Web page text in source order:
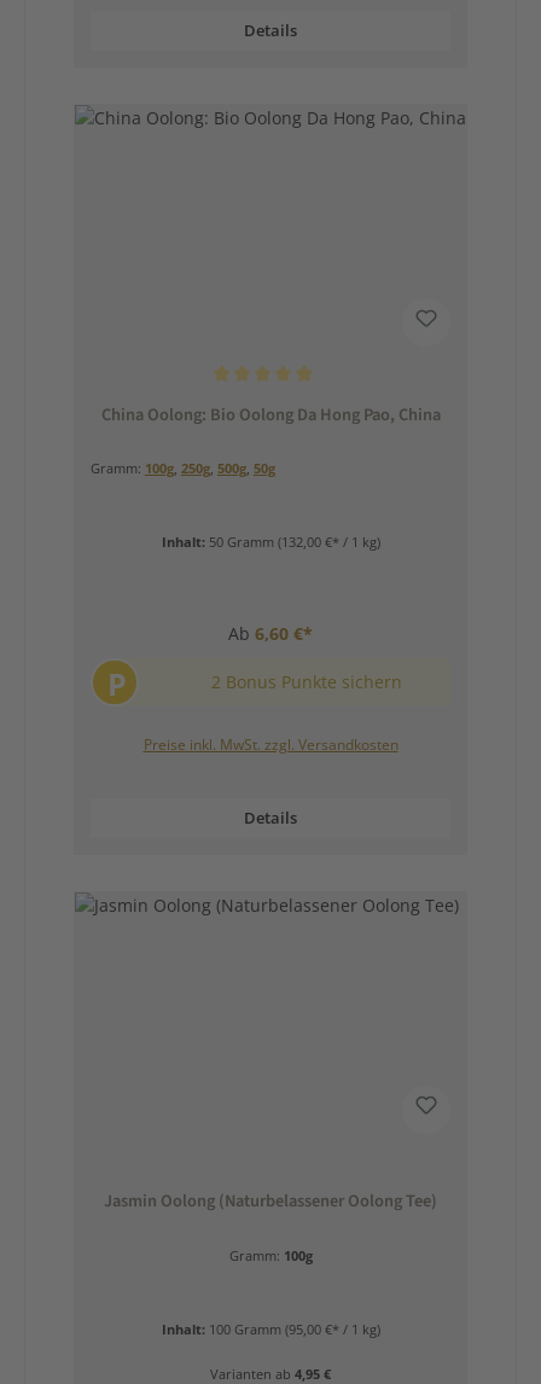
Details
China Oolong: Bio Oolong Da Hong Pao, China
Gramm: 100g, 250g, 500g, 50g
Inhalt: 50 Gramm (132,00 €* / 1 kg)
Ab 6,60 €*
P 2 Bonus Punkte sichern
Preise inkl. MwSt. zzgl. Versandkosten
Details
Jasmin Oolong (Naturbelassener Oolong Tee)
Gramm: 100g
Inhalt: 100 Gramm (95,00 €* / 1 kg)
Varianten ab 4,95 €